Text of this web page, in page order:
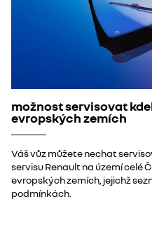
možnost servisovat
evropských zemích
Váš vůz můžete nechat
servisu Renault na území celé
evropských zemích, jejichž
podmínkách.